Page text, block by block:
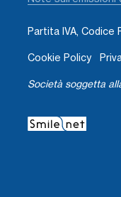
Partita IVA,
Cookie Policy
Società soggetta